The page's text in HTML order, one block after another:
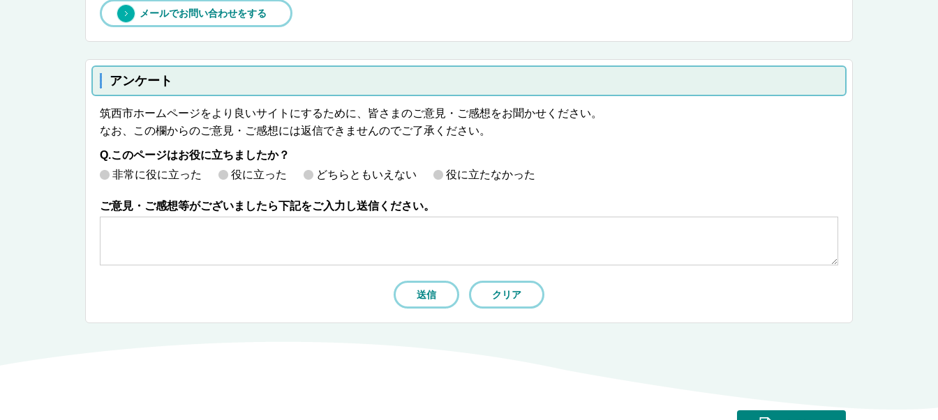
メールでお問い合わせをする
アンケート
筑西市ホームページをより良いサイトにするために、皆さまのご意見・ご感想をお聞かせください。
なお、この欄からのご意見・ご感想には返信できませんのでご了承ください。
Q.このページはお役に立ちましたか？
非常に役に立った
役に立った どちらともいえない 役に立たなかった
ご意見・ご感想等がございましたら下記をご入力し送信ください。